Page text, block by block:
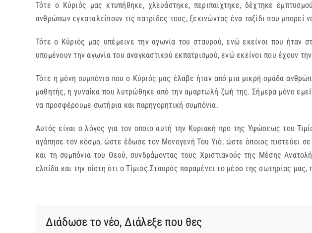
Τότε ο Κύριός μας κτυπήθηκε, χλευάστηκε, περιπαίχτηκε, δέχτηκε
ανθρώπων εγκαταλείπουν τις πατρίδες τους, ξεκινώντας ένα ταξίδι που
Τότε ο Κύριός μας υπέμεινε την αγωνία του σταυρού, ενώ εκείνοι που
υπομένουν την αγωνία του αναγκαστικού εκπατρισμού, ενώ εκείνοι που έχουν
Τότε η μόνη συμπόνια που ο Κύριός μας έλαβε ήταν από μια μικρή ομάδα
μαθητής, η γυναίκα που λυτρώθηκε από την αμαρτωλή ζωή της. Σήμερα μόνο
να προσφέρουμε σωτήρια και παρηγορητική συμπόνια.
Αυτός είναι ο λόγος για τον οποίο αυτή την Κυριακή προ της Υψώσεως του
αγάπησε τον κόσμο, ώστε έδωσε τον Μονογενή Του Υιό, ώστε όποιος πιστεύει
και τη συμπόνια του Θεού, συνδράμοντας τους Χριστιανούς της Μέσης
ελπίδα και την πίστη ότι ο Τίμιος Σταυρός παραμένει το μέσο της σωτηρίας
Διάδωσε το νέο, Διάλεξε που θες